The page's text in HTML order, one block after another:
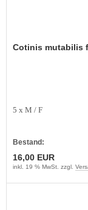
Cotinis mutabilis
5 x M / F
Bestand:
16,00 EUR
inkl. 19 % MwSt. zzgl.